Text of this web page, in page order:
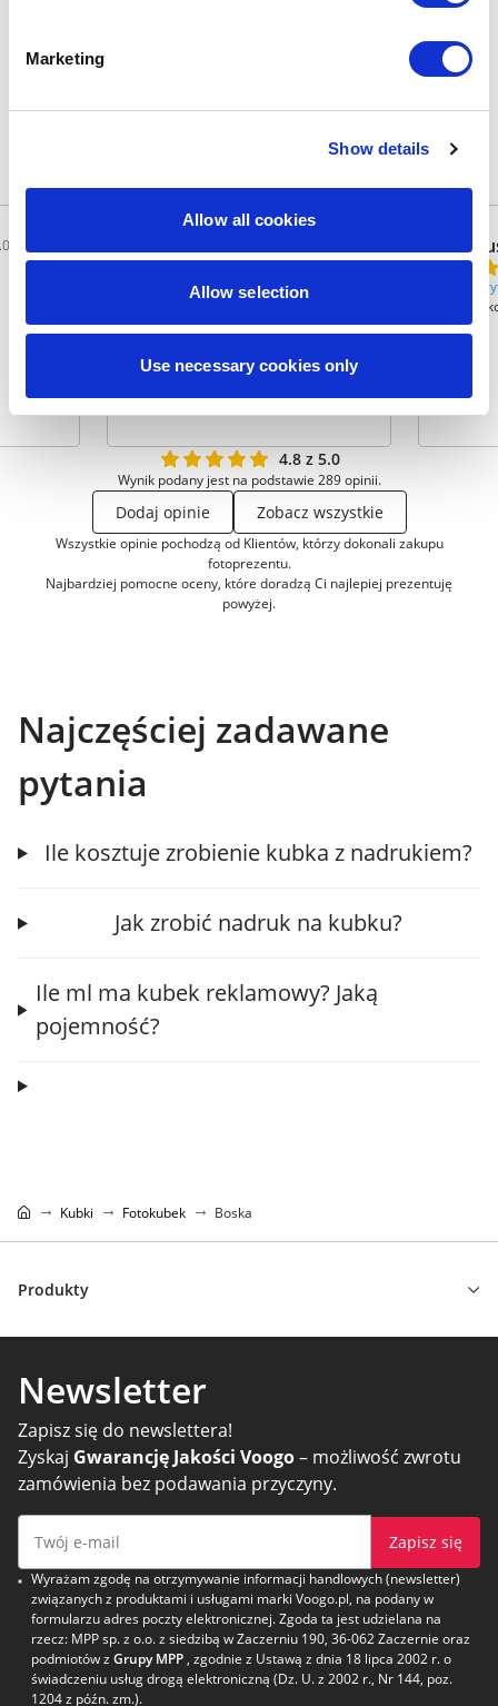
Marketing
Show details
Allow all cookies
Allow selection
Use necessary cookies only
Przedsiębiorcy tacy jak Ty
wybierają Voogo
Klientów!
sylwek
Zweryfikowana
4.8 z 5.0
Wynik podany jest na podstawie 289 opinii.
Dodaj opinie Zobacz wszystkie
Wszystkie opinie pochodzą od Klientów, którzy dokonali zakupu
fotoprezentu.
Najbardziej pomocne oceny, które doradzą Ci najlepiej prezentuję
powyżej.
Najczęściej zadawane
pytania
Ile kosztuje zrobienie kubka z nadrukiem?
Jak zrobić nadruk na kubku?
Ile ml ma kubek reklamowy? Jaką
pojemność?
Kubki Fotokubek Boska
Produkty
Newsletter
Zapisz się do newslettera!
Zyskaj Gwarancję Jakości Voogo– możliwość zwrotu
zamówienia bez podawania przyczyny.
Zapisz się
Wyrażam zgodę na otrzymywanie informacji handlowych (newsletter)
związanych z produktami i usługami marki Voogo.pl, na podany w
formularzu adres poczty elektronicznej. Zgoda ta jest udzielana na
rzecz: MPP sp. z o.o. z siedzibą w Zaczerniu 190, 36-062 Zaczernie oraz
podmiotów z Grupy MPP , zgodnie z Ustawą z dnia 18 lipca 2002 r. o
świadczeniu usług drogą elektroniczną (Dz. U. z 2002 r., Nr 144, poz.
1204 z późn. zm.).